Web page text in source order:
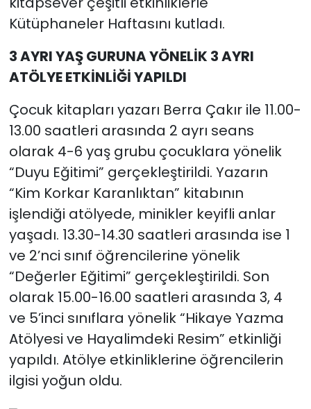
Kütüphaneler Haftasını kutladı.
3 AYRI YAŞ GURUNA YÖNELİK 3 AYRI
ATÖLYE ETKİNLİĞİ YAPILDI
Çocuk kitapları yazarı Berra Çakır ile 11.00-
13.00 saatleri arasında 2 ayrı seans
olarak 4-6 yaş grubu çocuklara yönelik
“Duyu Eğitimi” gerçekleştirildi. Yazarın
“Kim Korkar Karanlıktan” kitabının
işlendiği atölyede, minikler keyifli anlar
yaşadı. 13.30-14.30 saatleri arasında ise 1
ve 2’nci sınıf öğrencilerine yönelik
“Değerler Eğitimi” gerçekleştirildi. Son
olarak 15.00-16.00 saatleri arasında 3, 4
ve 5’inci sınıflara yönelik “Hikaye Yazma
Atölyesi ve Hayalimdeki Resim” etkinliği
yapıldı. Atölye etkinliklerine öğrencilerin
ilgisi yoğun oldu.